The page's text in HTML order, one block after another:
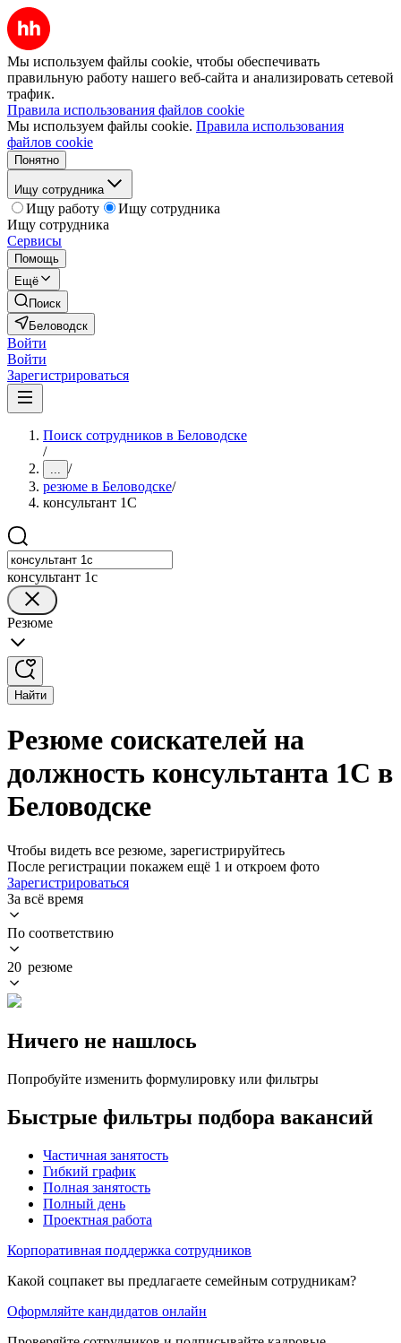
Мы используем файлы cookie, чтобы обеспечивать
правильную работу нашего веб-сайта и анализировать сетевой
трафик.
Правила использования файлов cookie
Мы используем файлы cookie. Правила использования
файлов cookie
Понятно
Ищу сотрудника
Ищу работу
Ищу сотрудника
Ищу сотрудника
Сервисы
Помощь
Ещё
Поиск
Беловодск
Войти
Войти
Зарегистрироваться
Поиск сотрудников в Беловодске
/
... /
резюме в Беловодске/
консультант 1С
консультант 1с
Резюме
Найти
Резюме соискателей на
должность консультанта 1С в
Беловодске
Чтобы видеть все резюме, зарегистрируйтесь
После регистрации покажем ещё 1 и откроем фото
Зарегистрироваться
За всё время
По соответствию
20 резюме
Ничего не нашлось
Попробуйте изменить формулировку или фильтры
Быстрые фильтры подбора вакансий
Частичная занятость
Гибкий график
Полная занятость
Полный день
Проектная работа
Корпоративная поддержка сотрудников
Какой соцпакет вы предлагаете семейным сотрудникам?
Оформляйте кандидатов онлайн